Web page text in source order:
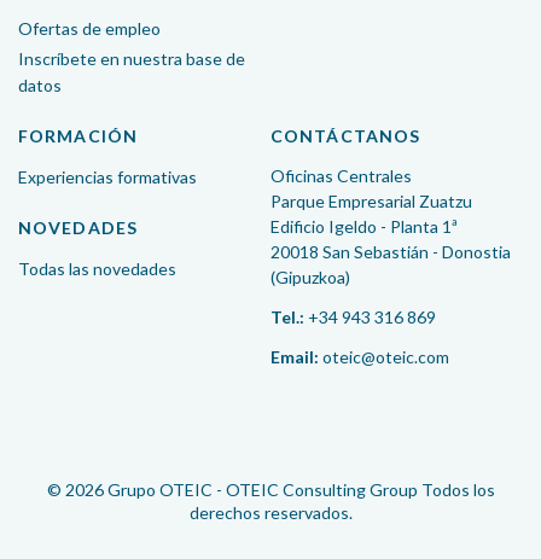
Ofertas de empleo
Inscríbete en nuestra base de
datos
FORMACIÓN
Experiencias formativas
NOVEDADES
Todas las novedades
CONTÁCTANOS
Oficinas Centrales
Parque Empresarial Zuatzu
Edificio Igeldo - Planta 1ª
20018 San Sebastián - Donostia
(Gipuzkoa)
Tel.: +34 943 316 869
Email: oteic@oteic.com
© 2026 Grupo OTEIC - OTEIC Consulting Group Todos los
derechos reservados.